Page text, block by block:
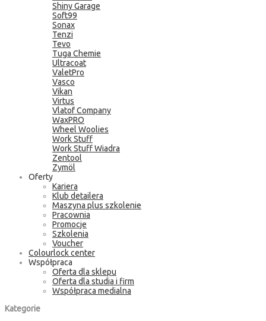
Shiny Garage
Soft99
Sonax
Tenzi
Tevo
Tuga Chemie
Ultracoat
ValetPro
Vasco
Vikan
Virtus
Vlatof Company
WaxPRO
Wheel Woolies
Work Stuff
Work Stuff Wiadra
Zentool
Zymöl
Oferty
Kariera
Klub detailera
Maszyna plus szkolenie
Pracownia
Promocje
Szkolenia
Voucher
Colourlock center
Współpraca
Oferta dla sklepu
Oferta dla studia i firm
Współpraca medialna
Kategorie